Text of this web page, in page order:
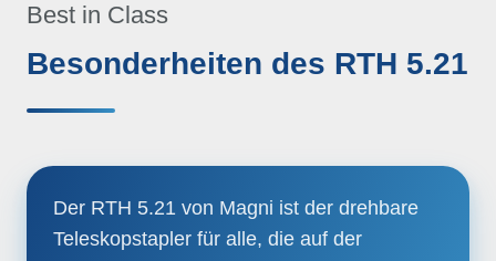
USB Typ-A und Typ-C (5 V)
Automatisches System zur Erkennung
Best in Class
Besonderheiten des RTH 5.21
Der RTH 5.21 von Magni ist der drehbare
Teleskopstapler für alle, die auf der